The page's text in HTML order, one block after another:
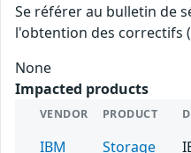
Se référer au bulletin de
l'obtention des correctifs
None
Impacted products
VENDOR PRODUCT
IBM
Storage